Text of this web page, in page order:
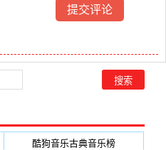
酷狗音乐古典音乐榜